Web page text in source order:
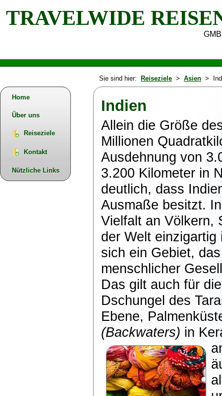
TRAVELWIDE
Home
Über uns
Reiseziele
Kontakt
Nützliche Links
Sie sind hier: Reiseziele > Asien >
Indien
Allein die Größe
Millionen
Ausdehnung von
3.200 Kilometer in
deutlich, dass
Ausmaße besitzt.
Vielfalt an Völkern,
der Welt
sich ein Gebiet,
menschlicher
Das gilt auch für
Dschungel des
Ebene,
(Backwaters) in